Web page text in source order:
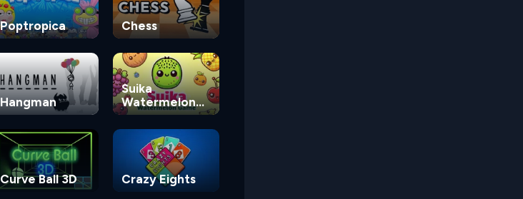
Poptropica Chess
Hangman
Suika
Watermelon
Game
Curve Ball 3D Crazy Eights